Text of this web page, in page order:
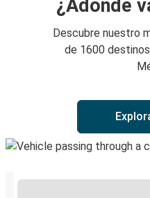
¿Adónde
Descubre nuestro
de 1600 destinos